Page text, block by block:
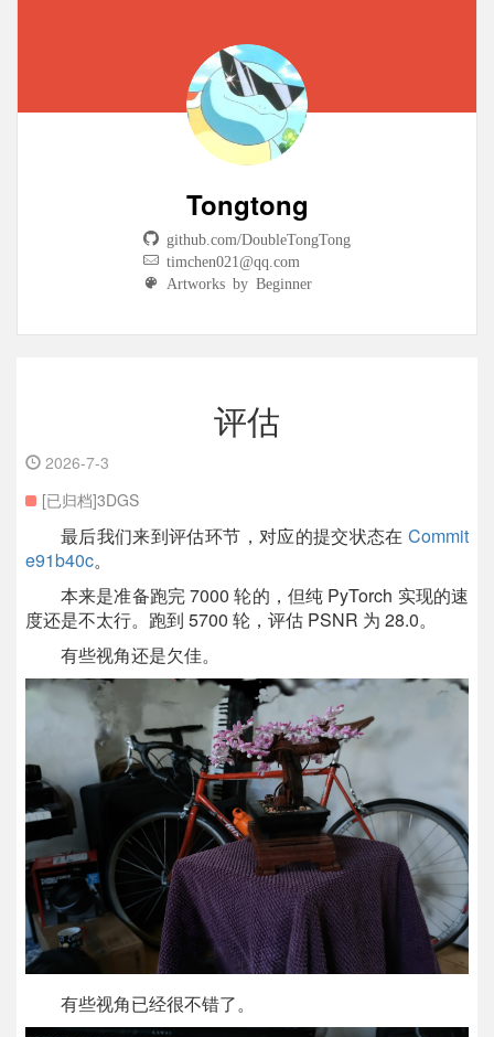
Tongtong
github.com/DoubleTongTong
timchen021@qq.com
Artworks by Beginner
评估
2026-7-3
[已归档]3DGS
最后我们来到评估环节，对应的提交状态在 Commit
e91b40c。
本来是准备跑完 7000 轮的，但纯 PyTorch 实现的速
度还是不太行。跑到 5700 轮，评估 PSNR 为 28.0。
有些视角还是欠佳。
有些视角已经很不错了。